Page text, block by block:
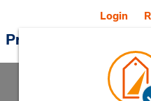
Promoções
Login